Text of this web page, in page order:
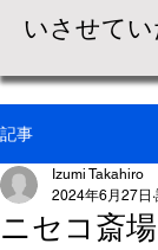
いさせて
記事
ニセコ斎場
Izumi Takahiro
2024年6月27日